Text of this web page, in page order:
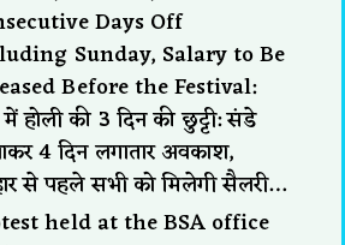
Days Off
Sunday, Salary to Be
Before the Festival:
होली की 3 दिन की छुट्टी: संडे
4 दिन लगातार अवकाश,
से पहले सभी को मिलेगी सैलरी…
held at the BSA office